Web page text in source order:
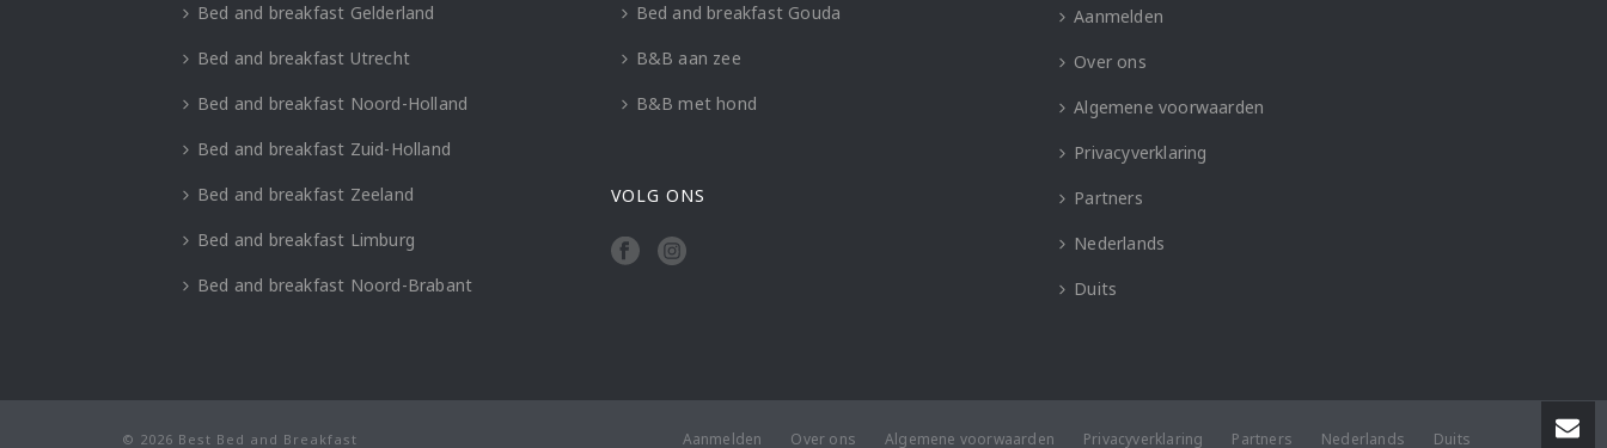
Bed and breakfast Gelderland
Bed and breakfast Utrecht
Bed and breakfast Noord-Holland
Bed and breakfast Zuid-Holland
Bed and breakfast Zeeland
Bed and breakfast Limburg
Bed and breakfast Noord-Brabant
Bed and breakfast Gouda
B&B aan zee
B&B met hond
VOLG ONS
Aanmelden
Over ons
Algemene voorwaarden
Privacyverklaring
Partners
Nederlands
Duits
© 2026 Best Bed and Breakfast Aanmelden Over ons Algemene voorwaarden Privacyverklaring Partners Nederlands Duits